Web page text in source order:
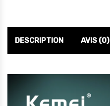
DESCRIPTION AVIS (0)